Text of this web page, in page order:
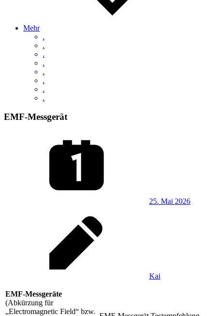
Mehr
.
.
.
.
.
.
.
.
EMF-Messgerät
25. Mai 2026
Kai
EMF-Messgeräte
(Abkürzung für
„Electromagnetic Field“ bzw.